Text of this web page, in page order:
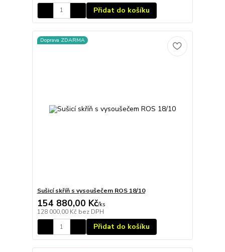
Přidat do košíku
Doprava ZDARMA
Sušicí skříň s vysoušečem ROS 18/10
154 880,00 Kč/ks
128 000,00 Kč bez DPH
Přidat do košíku